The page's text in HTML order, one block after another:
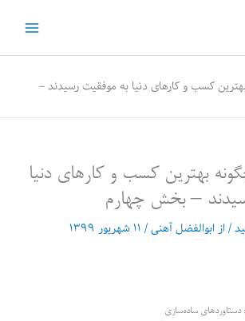
کسب و کارهای دنیا به موفقیت رسیدند –
بهترین کسب و کارهای دنیا
– بخش چهارم
/ از ابوالفضل آهنی/ ۱۱ شهریور ۱۳۹۹
ساده‌سازی